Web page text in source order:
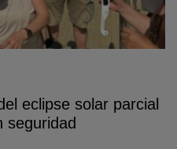
eclipse solar parcial
seguridad